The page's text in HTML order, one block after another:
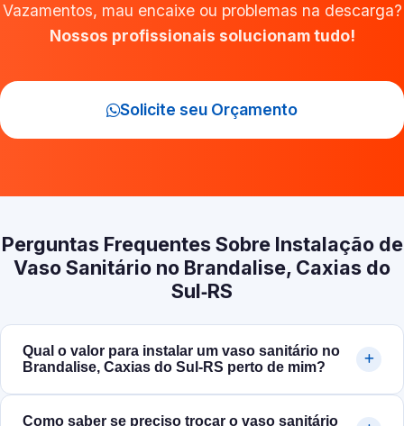
Vazamentos, mau encaixe ou problemas na descarga?
Nossos profissionais solucionam tudo!
Solicite seu Orçamento
Perguntas Frequentes Sobre Instalação de
Vaso Sanitário no Brandalise, Caxias do
Sul‑RS
Qual o valor para instalar um vaso sanitário no
Brandalise, Caxias do Sul‑RS perto de mim?
Como saber se preciso trocar o vaso sanitário